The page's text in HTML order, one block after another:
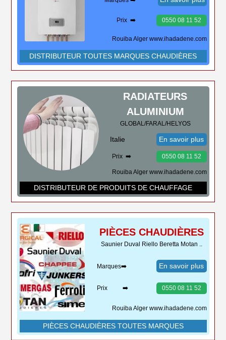
Prix ➡️ 0550 08 11 52
Rouiba Alger www.ihadadene.com
DISTRIBUTEUR TOUTES MARQUES CHAUDIÈRES
RADIATEURS
ALUMINIUM
GLOBAL/FARAL/HELYOS
Italie En savoir plus
Prix ➡️ 0550 08 11 52
Rouiba Alger www.ihadadene.com
DISTRIBUTEUR DE PRODUITS DE CHAUFFAGE
PIÈCES CHAUDIÈRES
Saunier Duval Riello Beretta Motan ..
Marques➡️ En savoir plus
Prix ➡️ 0550 08 11 52
Rouiba Alger www.ihadadene.com
PIÈCES CHAUDIÈRES TOUTES MARQUES